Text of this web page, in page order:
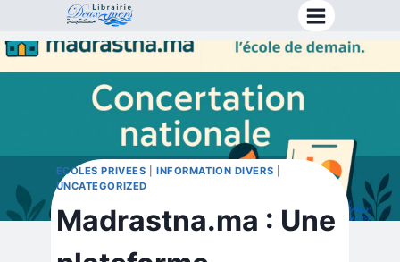
contenu
ECOLES PRIVEES |INFORMATION DIVERS
UNCATEGORIZED
Madrastna.ma : Une